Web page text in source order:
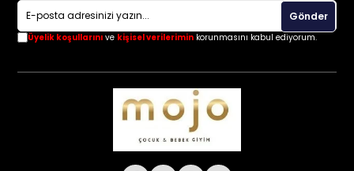
Gönder
Üyelik koşullarını ve kişisel verilerimin korunmasını kabul ediyorum.